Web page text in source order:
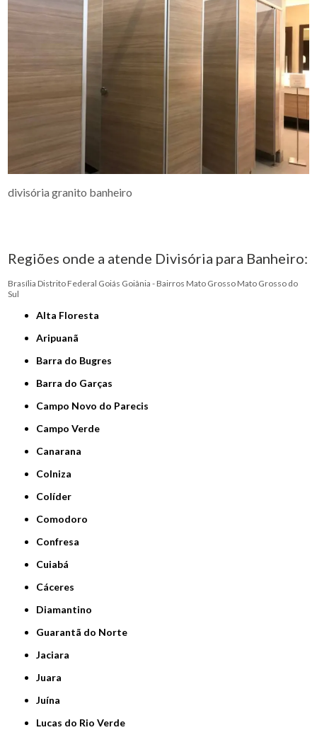
divisória granito banheiro
Regiões onde a atende Divisória para Banheiro:
Brasília Distrito Federal Goiás Goiânia - Bairros Mato Grosso Mato Grosso do
Sul
Alta Floresta
Aripuanã
Barra do Bugres
Barra do Garças
Campo Novo do Parecis
Campo Verde
Canarana
Colniza
Colíder
Comodoro
Confresa
Cuiabá
Cáceres
Diamantino
Guarantã do Norte
Jaciara
Juara
Juína
Lucas do Rio Verde